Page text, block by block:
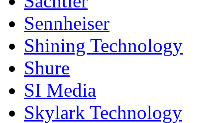
Sennheiser
Shining Technology
Shure
SI Media
Skylark Technology